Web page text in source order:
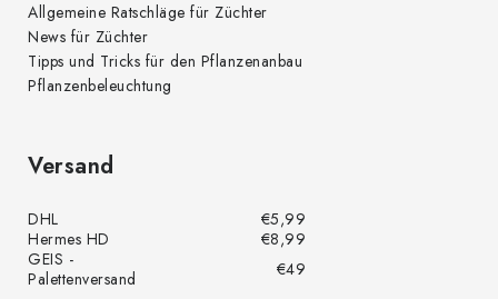
Allgemeine Ratschläge für Züchter
News für Züchter
Tipps und Tricks für den Pflanzenanbau
Pflanzenbeleuchtung
Versand
DHL
€5,99
Hermes HD
€8,99
GEIS -
Palettenversand
€49